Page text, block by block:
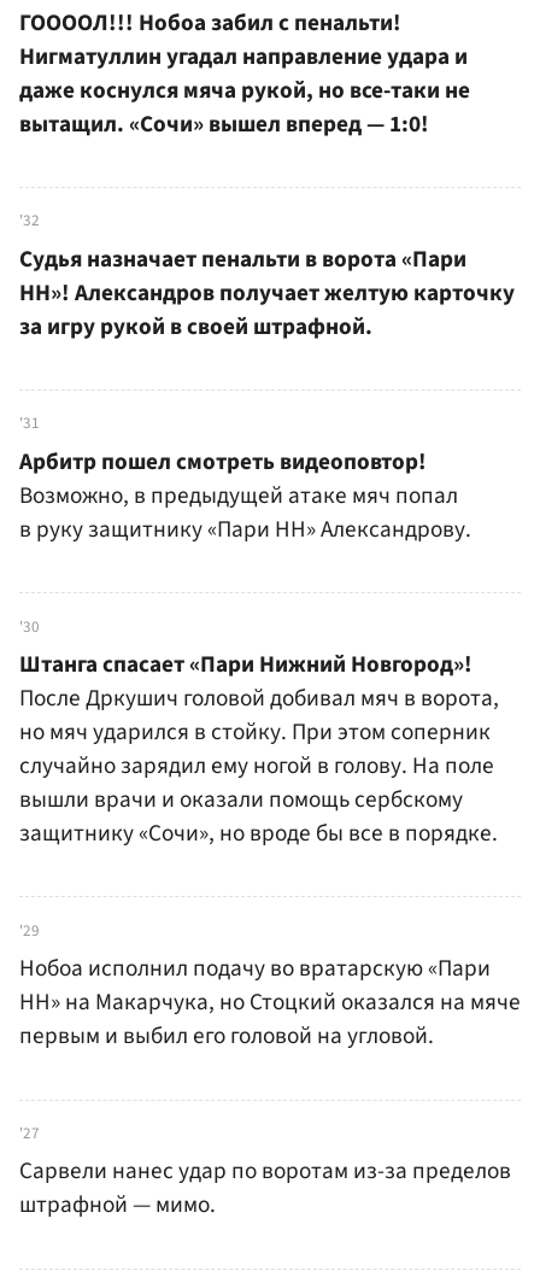
ГООООЛ!!! Нобоа забил с пенальти!
Нигматуллин угадал направление удара и
даже коснулся мяча рукой, но все-таки не
вытащил. «Сочи» вышел вперед — 1:0!
'32
Судья назначает пенальти в ворота «Пари
НН»! Александров получает желтую карточку
за игру рукой в своей штрафной.
'31
Арбитр пошел смотреть видеоповтор!
Возможно, в предыдущей атаке мяч попал
в руку защитнику «Пари НН» Александрову.
'30
Штанга спасает «Пари Нижний Новгород»!
После Дркушич головой добивал мяч в ворота,
но мяч ударился в стойку. При этом соперник
случайно зарядил ему ногой в голову. На поле
вышли врачи и оказали помощь сербскому
защитнику «Сочи», но вроде бы все в порядке.
'29
Нобоа исполнил подачу во вратарскую «Пари
НН» на Макарчука, но Стоцкий оказался на мяче
первым и выбил его головой на угловой.
'27
Сарвели нанес удар по воротам из-за пределов
штрафной — мимо.